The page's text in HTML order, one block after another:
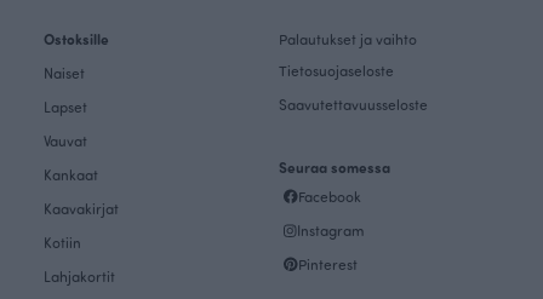
Ostoksille
Naiset
Lapset
Vauvat
Kankaat
Kaavakirjat
Kotiin
Lahjakortit
Palautukset ja vaihto
Tietosuojaseloste
Saavutettavuusseloste
Seuraa somessa
Facebook
Instagram
Pinterest